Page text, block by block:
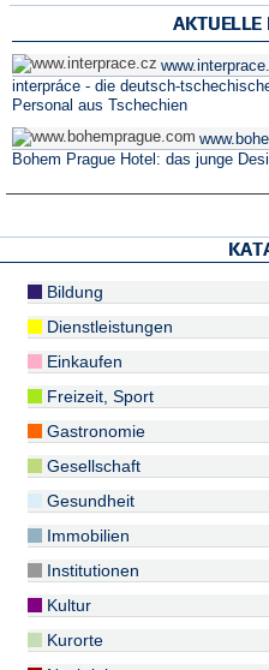
AKTUELLE
interpráce - die deutsch-
Personal aus Tschechien
Bohem Prague Hotel: das junge
Bildung
Dienstleistungen
Einkaufen
Freizeit, Sport
Gastronomie
Gesellschaft
Gesundheit
Immobilien
Institutionen
Kultur
Kurorte